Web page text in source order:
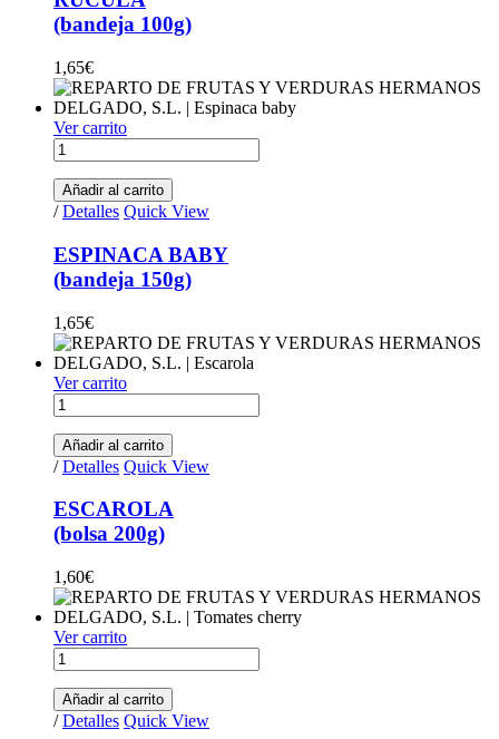
(bandeja 100g)
1,65€
Ver carrito
ESPINACA BABY (bandeja 150g) quantity
Añadir al carrito
/ Detalles Quick View
ESPINACA BABY
(bandeja 150g)
1,65€
Ver carrito
ESCAROLA(bolsa 200g) quantity
Añadir al carrito
/ Detalles Quick View
ESCAROLA
(bolsa 200g)
1,60€
Ver carrito
TOMATE CHERRY(bandeja 250g) quantity
Añadir al carrito
/ Detalles Quick View